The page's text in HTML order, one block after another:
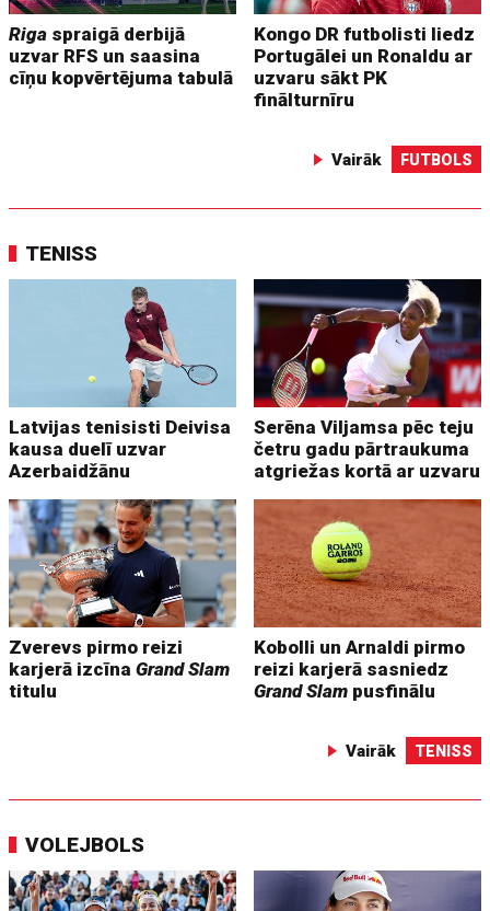
Riga spraigā derbijā
uzvar RFS un saasina
cīņu kopvērtējuma tabulā
Kongo DR futbolisti liedz
Portugālei un Ronaldu ar
uzvaru sākt PK
finālturnīru
Vairāk FUTBOLS
TENISS
Latvijas tenisisti Deivisa
kausa duelī uzvar
Azerbaidžānu
Serēna Viljamsa pēc teju
četru gadu pārtraukuma
atgriežas kortā ar uzvaru
Zverevs pirmo reizi
karjerā izcīnaGrand Slam
titulu
Kobolli un Arnaldi pirmo
reizi karjerā sasniedz
Grand Slam pusfinālu
Vairāk TENISS
VOLEJBOLS